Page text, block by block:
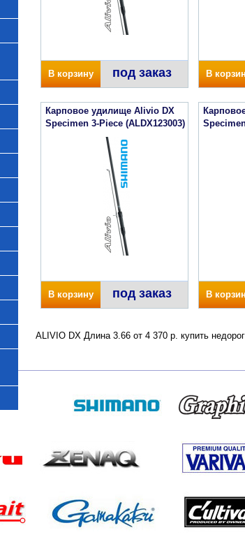
В корзину под заказ В
Карповое удилище Alivio DX
Specimen 3-Piece (ALDX123003)
В корзину под заказ В
ALIVIO DX Длина 3.66 от 4 370 р. купить